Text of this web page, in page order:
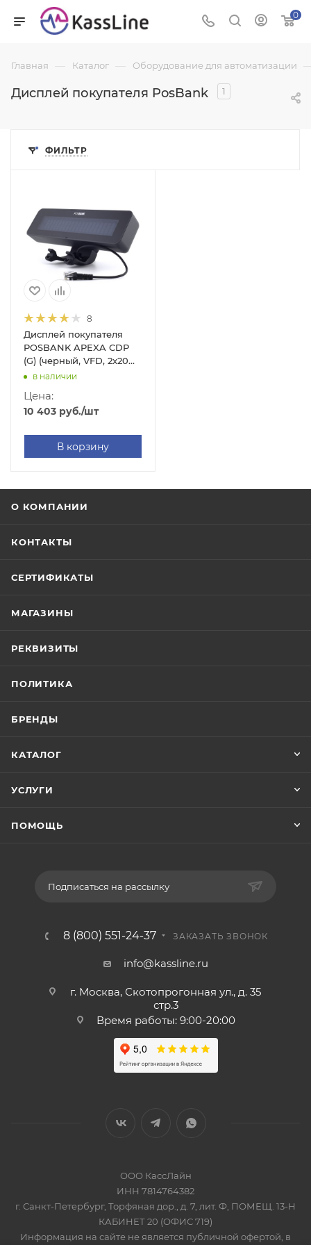
0
Главная — Каталог — Оборудование для автоматизации
Дисплей покупателя PosBank 1
ФИЛЬТР
8
Дисплей покупателя
POSBANK APEXA CDP
(G) (черный, VFD, 2x20
символов)
в наличии
Цена:
10 403 руб./шт
В корзину
О КОМПАНИИ
КОНТАКТЫ
СЕРТИФИКАТЫ
МАГАЗИНЫ
РЕКВИЗИТЫ
ПОЛИТИКА
БРЕНДЫ
КАТАЛОГ
УСЛУГИ
ПОМОЩЬ
Подписаться на рассылку
8 (800) 551-24-37 ЗАКАЗАТЬ ЗВОНОК
info@kassline.ru
г. Москва, Скотопрогонная ул., д. 35
стр.3
Время работы: 9:00-20:00
ООО КассЛайн
ИНН 7814764382
г. Санкт-Петербург, Торфяная дор., д. 7, лит. Ф, ПОМЕЩ. 13-Н
КАБИНЕТ 20 (ОФИС 719)
Информация на сайте не является публичной офертой, в